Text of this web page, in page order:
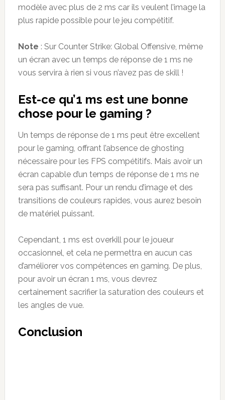
modèle avec plus de 2 ms car ils veulent l’image la
plus rapide possible pour le jeu compétitif.
Note : Sur Counter Strike: Global Offensive, même
un écran avec un temps de réponse de 1 ms ne
vous servira à rien si vous n’avez pas de skill !
Est-ce qu’1 ms est une bonne
chose pour le gaming ?
Un temps de réponse de 1 ms peut être excellent
pour le gaming, offrant l’absence de ghosting
nécessaire pour les FPS compétitifs. Mais avoir un
écran capable d’un temps de réponse de 1 ms ne
sera pas suffisant. Pour un rendu d’image et des
transitions de couleurs rapides, vous aurez besoin
de matériel puissant.
Cependant, 1 ms est overkill pour le joueur
occasionnel, et cela ne permettra en aucun cas
d’améliorer vos compétences en gaming. De plus,
pour avoir un écran 1 ms, vous devrez
certainement sacrifier la saturation des couleurs et
les angles de vue.
Conclusion